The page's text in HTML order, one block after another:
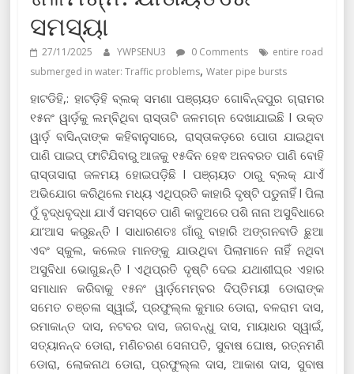
ସମସ୍ୟା
27/11/2025 YWPSENU3 0 Comments
entire road
submerged in water: Traffic problems,Water pipe bursts
ହାଟଡିହି,: ହାଟଡ଼ିହି ବ୍ଲକ୍ ସମଣା ପଞ୍ଚାୟତ ଗୋବିନ୍ଦପୁର ଗ୍ରାମର
୧୫ନଂ ୱାର୍ଡ଼କୁ ଲମ୍ବିଥିବା ରାସ୍ତାଟି ଜଳମଗ୍ନ ଦେଖାଯାଇଛି l ଉକ୍ତ
ୱାର୍ଡ଼ ବାସିନ୍ଦାଙ୍କ କହିବାନୁସାରେ, ରାସ୍ତାକଡ଼ରେ ପୋତା ଯାଇଥିବା
ପାଣି ପାଇପ୍ ଫାଟିଯିବାରୁ ଆଜକୁ ୧୫ଦିନ ହେଵ ଅନବରତ ପାଣି ବୋହି
ରାସ୍ତାସାରା ଜଳମୟ ହୋଇପଡ଼ିଛି l ପଞ୍ଚାୟତ ଠାରୁ ବ୍ଲକ୍ ଯାଏଁ
ଅଭିଯୋଗ କରିଥିଲେ ମଧ୍ୟ ଏଥିପ୍ରତି କାହାରି ଦୃଷ୍ଟି ପଡୁନାହିଁ l ପିଲା
ଠୁଁ ବୃଦ୍ଧବୃଦ୍ଧା ଯାଏଁ ସମସ୍ତେ ପାଣି କାଦୁଅରେ ପଶି ନାନା ଅସୁବିଧାରେ
ଯା’ଆସ କରୁଛନ୍ତି l ସାଧାରଣତଃ ଗାଁରୁ ବାହାରି ଅଙ୍ଗନବାଡି ଛୁଆ
ଏବଂ ସ୍କୁଲ, କଲେଜ ମାନଙ୍କୁ ଯାଉଥିବା ପିଲାମାନେ ନାହିଁ ନଥିବା
ଅସୁବିଧା ଭୋଗୁଛନ୍ତି l ଏଥିପ୍ରତି ଦୃଷ୍ଟି ଦେଇ ଯଥାଶୀଘ୍ର ଏହାର
ସମାଧାନ କରିବାକୁ ୧୫ନଂ ୱାର୍ଡ଼ମେମ୍ବର ଦିପ୍ତିମୟୀ ଡୋରାଙ୍କ
ସମେତ ଚଞ୍ଚଳା ସ୍ୱାଇଁ, ପ୍ରଫୁଲ୍ଲ କୁମାର ଡୋରା, ବଳରାମ ଦାସ,
ରମାକାନ୍ତ ଦାସ, ନଟବର ଦାସ, ଜଗବନ୍ଧୁ ଦାସ, ମାୟାଧର ସ୍ୱାଇଁ,
ସତ୍ୟାନନ୍ଦ ଡୋରା, ମଣିଚରଣ ସେନାପତି, ସୁବାଷ ଘୋଷ, ରତ୍ନମଣି
ଡୋରା, ଲୋକନାଥ ଡୋରା, ପ୍ରଫୁଲ୍ଲ ଦାସ, ଆକାଶ ଦାସ, ସୁବାଷ